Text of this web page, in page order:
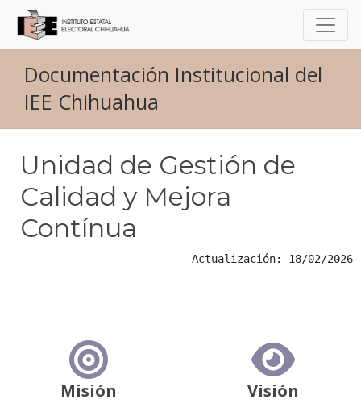
Documentación Institucional del
IEE Chihuahua
Unidad de Gestión de
Calidad y Mejora
Contínua
Actualización: 18/02/2026
Misión Visión